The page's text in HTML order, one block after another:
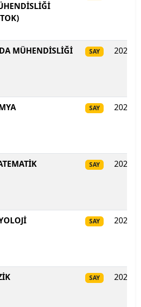
Üniversitesi
Üniversitesi
Uluslararası Türk-Kazak
Bilimler Üniversitesi
MÜHENDİSLİĞİ SAY 2025
SAY 2025
SAY 2025
SAY 2025
SAY 2025